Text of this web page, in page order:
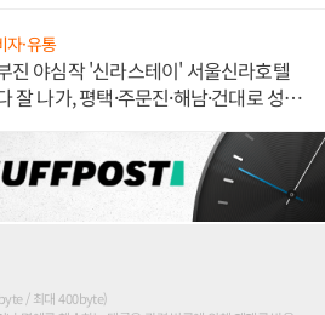
자·유통
진 야심작 '신라스테이' 서울신라호텔
잘 나가, 평택·주문진·해남·건대로 성
/ 최대 400byte)